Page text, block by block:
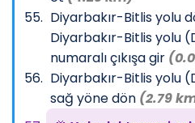
Diyarbakır-Bitlis yolu
Diyarbakır-Bitlis yolu
numaralı çıkışa gir
Diyarbakır-Bitlis yolu
sağ yöne dön (2.79